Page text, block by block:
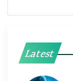
Latest